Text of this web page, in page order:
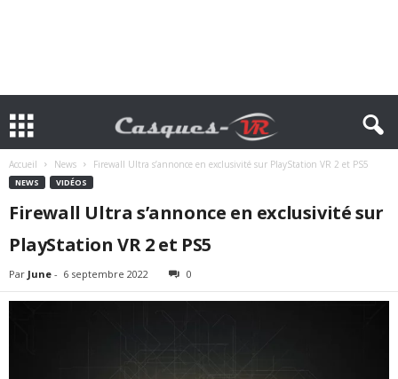
Accueil News Firewall Ultra s’annonce en exclusivité sur PlayStation VR 2 et PS5
NEWS VIDÉOS
Firewall Ultra s’annonce en exclusivité sur
PlayStation VR 2 et PS5
Par June - 6 septembre 2022 0